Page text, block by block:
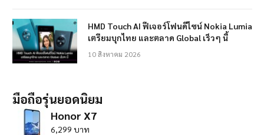
HMD Touch AI ฟีเจอร์โฟนดีไซน์ Nokia Lumia
เตรียมบุกไทย และตลาด Global เร็วๆ นี้
10 สิงหาคม 2026
มือถือรุ่นยอดนิยม
Honor X7
6,299 บาท